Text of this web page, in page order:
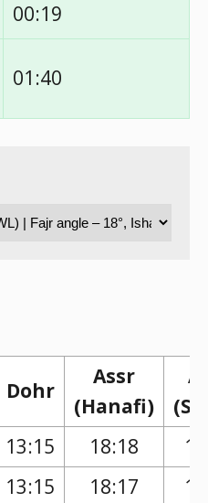
00:19
01:40
Dohr
Assr
(Hanafi)
13:15 18:18
13:15 18:17